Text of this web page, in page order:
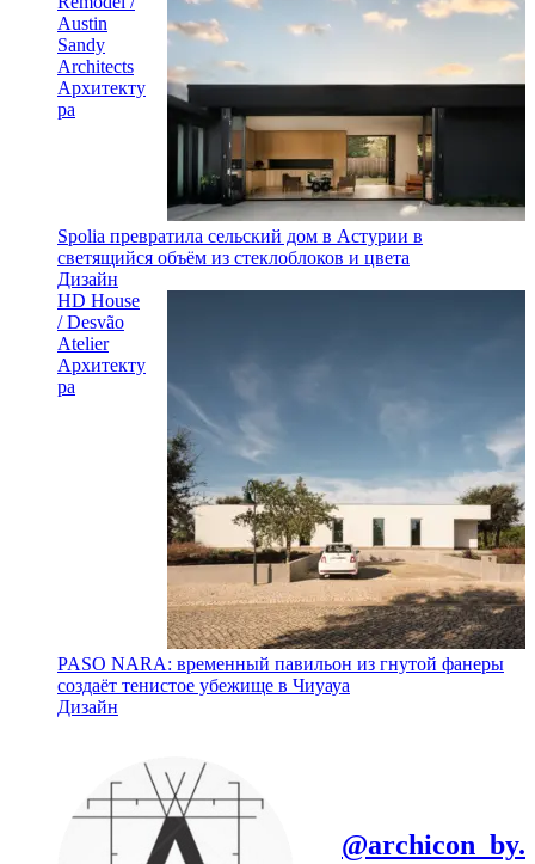
Austin
Sandy
Architects
Архитекту
ра
Spolia превратила сельский дом в Астурии в
светящийся объём из стеклоблоков и цвета
Дизайн
HD House
/ Desvão
Atelier
Архитекту
ра
PASO NARA: временный павильон из гнутой фанеры
создаёт тенистое убежище в Чиуауа
Дизайн
@archicon_by.